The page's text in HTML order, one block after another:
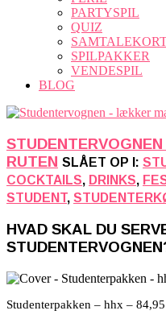
PARTYSPIL
QUIZ
SPILPAKKER
VENDESPIL
BLOG
RUTEN SLÅET OP I:
COCKTAILS, DRINKS,
STUDENT,
HVAD SKAL DU
Studenterpakken – hhx –